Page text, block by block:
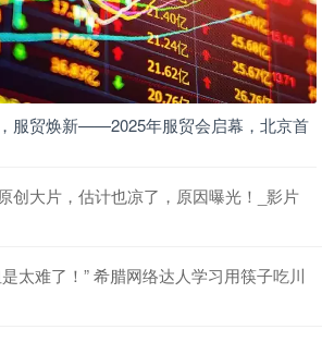
服贸焕新——2025年服贸会启幕，北京首
创大片，估计也凉了，原因曝光！_影片
太难了！” 希腊网络达人学习用筷子吃川